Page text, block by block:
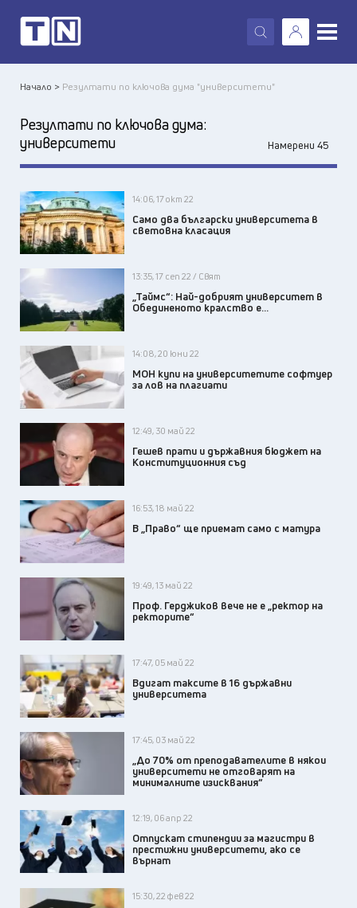
X
Начало > Резултати по ключова дума "университети"
Резултати по ключова дума:
университети
Намерени 45
14:06, 17 окт 22
Само два български университета в
световна класация
13:35, 17 сеп 22 / Свят
„Таймс“: Най-добрият университет в
Обединеното кралство е...
14:08, 20 юни 22
МОН купи на университетите софтуер
за лов на плагиати
12:49, 30 май 22
Гешев прати и държавния бюджет на
Конституционния съд
16:53, 18 май 22
В „Право“ ще приемат само с матура
19:49, 13 май 22
Проф. Герджиков вече не е „ректор на
ректорите“
17:47, 05 май 22
Вдигат таксите в 16 държавни
университета
17:45, 03 май 22
„До 70% от преподавателите в някои
университети не отговарят на
минималните изисквания“
12:19, 06 апр 22
Отпускат стипендии за магистри в
престижни университети, ако се
върнат
15:30, 22 фев 22